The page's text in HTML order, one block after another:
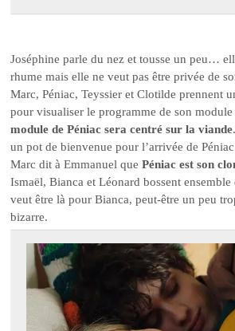
Joséphine parle du nez et tousse un peu…
rhume mais elle ne veut pas être privée de
Marc, Péniac, Teyssier et Clotilde prennent
pour visualiser le programme de son
module de Péniac sera centré sur la viande
un pot de bienvenue pour l’arrivée de
Marc dit à Emmanuel quePéniac est son
Ismaël, Bianca et Léonard bossent
veut être là pour Bianca, peut-être un peu
bizarre.